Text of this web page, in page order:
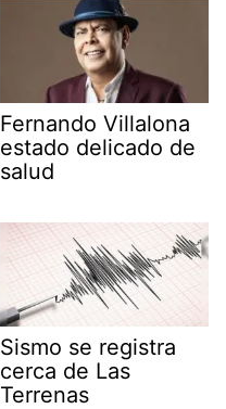
Fernando Villalona
estado delicado de
salud
Sismo se registra
cerca de Las
Terrenas